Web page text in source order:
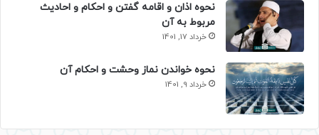
نحوه اذان و اقامه گفتن و احکام و احادیث
مربوط به آن
خرداد 17, 1401
نحوه خواندن نماز وحشت و احکام آن
خرداد 9, 1401